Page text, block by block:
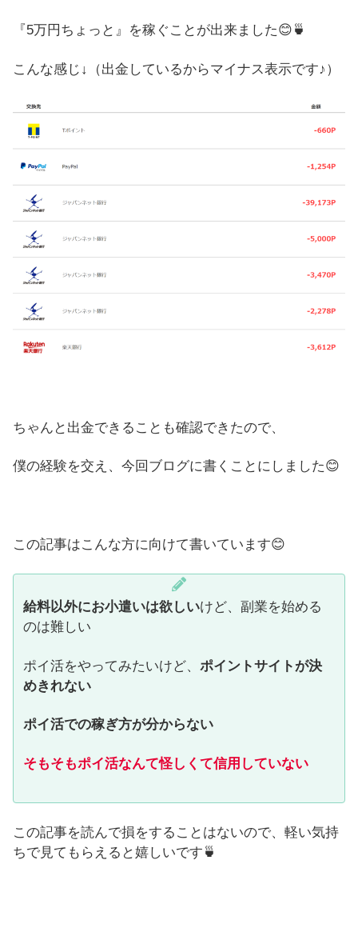
『5万円ちょっと』を稼ぐことが出来ました😊🍵
こんな感じ↓（出金しているからマイナス表示です♪）
ちゃんと出金できることも確認できたので、
僕の経験を交え、今回ブログに書くことにしました😊
この記事はこんな方に向けて書いています😊
給料以外にお小遣いは欲しいけど、副業を始める
のは難しい
ポイ活をやってみたいけど、 ポイントサイトが決
めきれない
ポイ活での稼ぎ方が分からない
そもそもポイ活なんて怪しくて信用していない
この記事を読んで損をすることはないので、軽い気持
ちで見てもらえると嬉しいです🍵